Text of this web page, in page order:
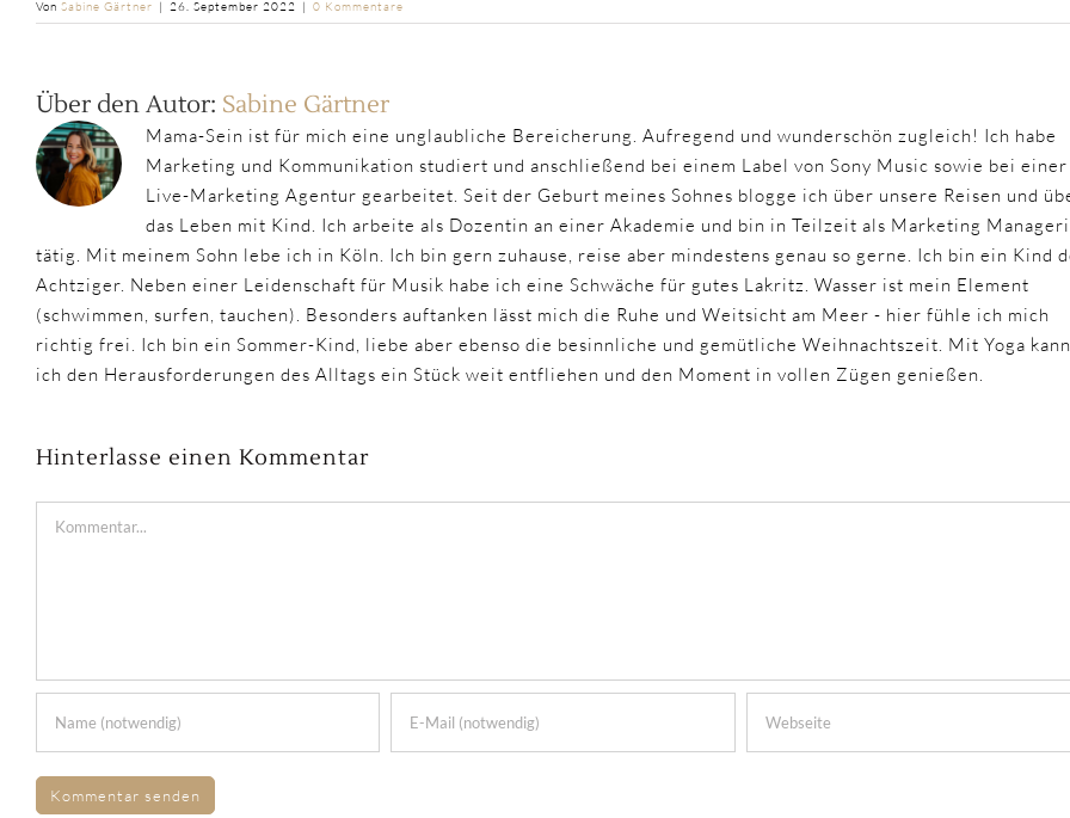
Von Sabine Gärtner | 26. September 2022 | 0 Kommentare
Über den Autor: Sabine Gärtner
Mama-Sein ist für mich eine unglaubliche Bereicherung. Aufregend und wunderschön zugleich! Ich habe
Marketing und Kommunikation studiert und anschließend bei einem Label von Sony Music sowie bei einer
Live-Marketing Agentur gearbeitet. Seit der Geburt meines Sohnes blogge ich über unsere Reisen und
das Leben mit Kind. Ich arbeite als Dozentin an einer Akademie und bin in Teilzeit als Marketing
tätig. Mit meinem Sohn lebe ich in Köln. Ich bin gern zuhause, reise aber mindestens genau so gerne. Ich bin ein Kind
Achtziger. Neben einer Leidenschaft für Musik habe ich eine Schwäche für gutes Lakritz. Wasser ist mein Element
(schwimmen, surfen, tauchen). Besonders auftanken lässt mich die Ruhe und Weitsicht am Meer - hier fühle ich mich
richtig frei. Ich bin ein Sommer-Kind, liebe aber ebenso die besinnliche und gemütliche Weihnachtszeit. Mit Yoga kann
ich den Herausforderungen des Alltags ein Stück weit entfliehen und den Moment in vollen Zügen genießen.
Hinterlasse einen Kommentar
Kommentar